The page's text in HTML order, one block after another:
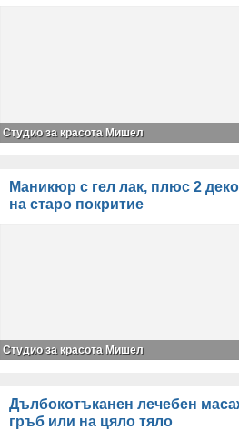
Студио за красота Мишел
Маникюр с гел лак, плюс 2
на старо покритие
Студио за красота Мишел
Дълбокотъканен лечебен
гръб или на цяло тяло